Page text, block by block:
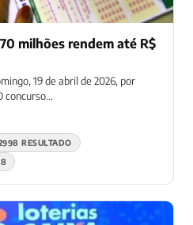
milhões rendem até R$
19 de abril de 2026, por
concurso...
RESULTADO